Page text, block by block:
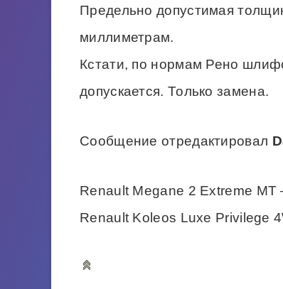
Предельно допустимая
миллиметрам.
Кстати, по нормам Рено
допускается. Только замена.
Сообщение отредактировал
Renault Megane 2 Extreme
Renault Koleos Luxe Privilege